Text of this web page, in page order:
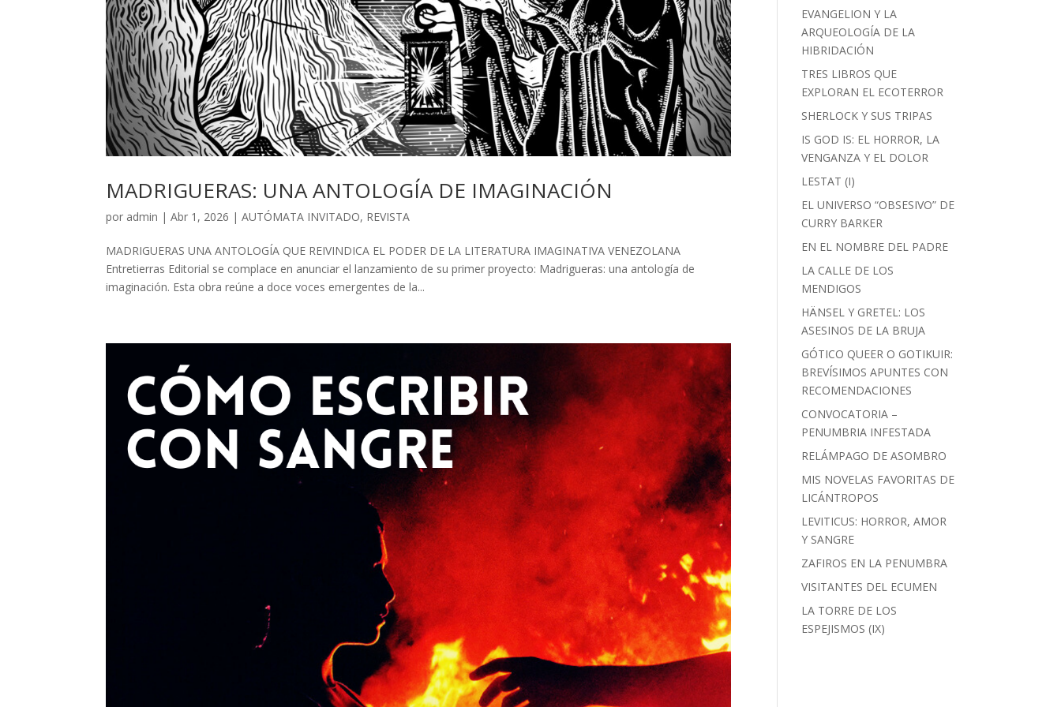
MADRIGUERAS: UNA ANTOLOGÍA DE IMAGINACIÓN
por admin | Abr 1, 2026 |AUTÓMATA INVITADO, REVISTA
MADRIGUERAS UNA ANTOLOGÍA QUE REIVINDICA EL PODER DE LA LITERATURA IMAGINATIVA VENEZOLANA
Entretierras Editorial se complace en anunciar el lanzamiento de su primer proyecto: Madrigueras: una antología de
imaginación. Esta obra reúne a doce voces emergentes de la...
EVANGELION Y LA
ARQUEOLOGÍA DE LA
HIBRIDACIÓN
TRES LIBROS QUE
EXPLORAN EL ECOTERROR
SHERLOCK Y SUS TRIPAS
IS GOD IS: EL HORROR, LA
VENGANZA Y EL DOLOR
LESTAT (I)
EL UNIVERSO “OBSESIVO” DE
CURRY BARKER
EN EL NOMBRE DEL PADRE
LA CALLE DE LOS
MENDIGOS
HÄNSEL Y GRETEL: LOS
ASESINOS DE LA BRUJA
GÓTICO QUEER O GOTIKUIR:
BREVÍSIMOS APUNTES CON
RECOMENDACIONES
CONVOCATORIA –
PENUMBRIA INFESTADA
RELÁMPAGO DE ASOMBRO
MIS NOVELAS FAVORITAS DE
LICÁNTROPOS
LEVITICUS: HORROR, AMOR
Y SANGRE
ZAFIROS EN LA PENUMBRA
VISITANTES DEL ECUMEN
LA TORRE DE LOS
ESPEJISMOS (IX)